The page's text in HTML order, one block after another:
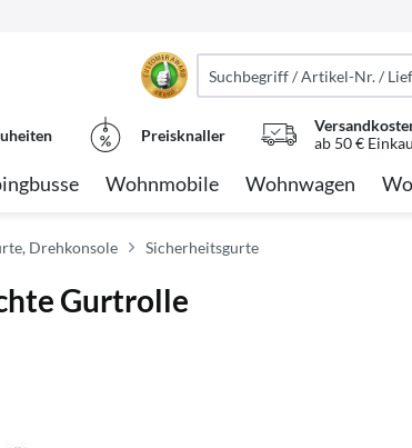
Preisknaller
ab 50 €
Wohnmobile Wohnwagen
Drehkonsole Sicherheitsgurte
Gurtrolle